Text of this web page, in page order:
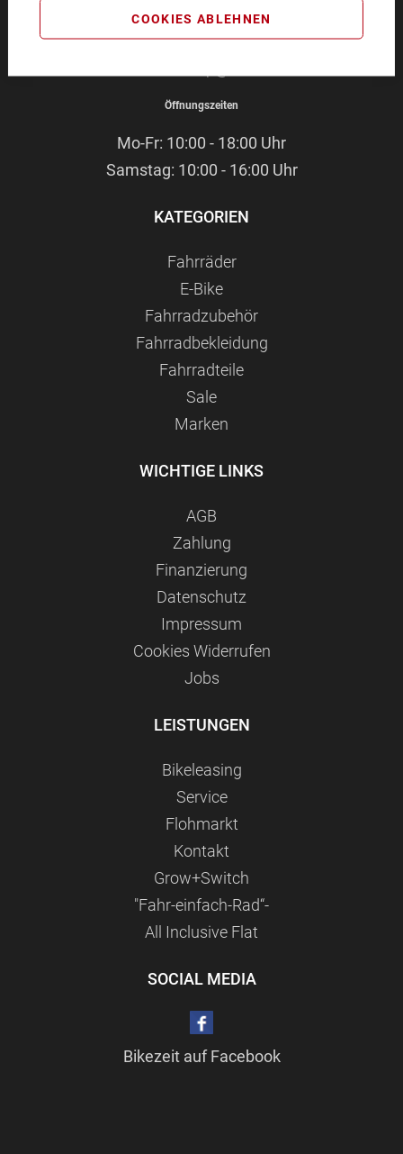
COOKIES ABLEHNEN
93073 Neutraubling
Service-Hotline:09401 - 91 38 70
Öffnungszeiten
Mo-Fr: 10:00 - 18:00 Uhr
Samstag: 10:00 - 16:00 Uhr
KATEGORIEN
Fahrräder
E-Bike
Fahrradzubehör
Fahrradbekleidung
Fahrradteile
Sale
Marken
WICHTIGE LINKS
AGB
Zahlung
Finanzierung
Datenschutz
Impressum
Сookies Widerrufen
Jobs
LEISTUNGEN
Bikeleasing
Service
Flohmarkt
Kontakt
Grow+Switch
"Fahr-einfach-Rad“-
All Inclusive Flat
SOCIAL MEDIA
Bikezeit auf Facebook